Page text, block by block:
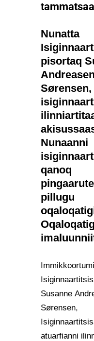
Nunatta
pisortaq
Sørensen,
Nunaanni
qanoq
pillugu
Susanne
Sørensen,
atuarfianni